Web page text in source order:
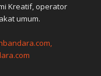
Kreatif, operator
umum.